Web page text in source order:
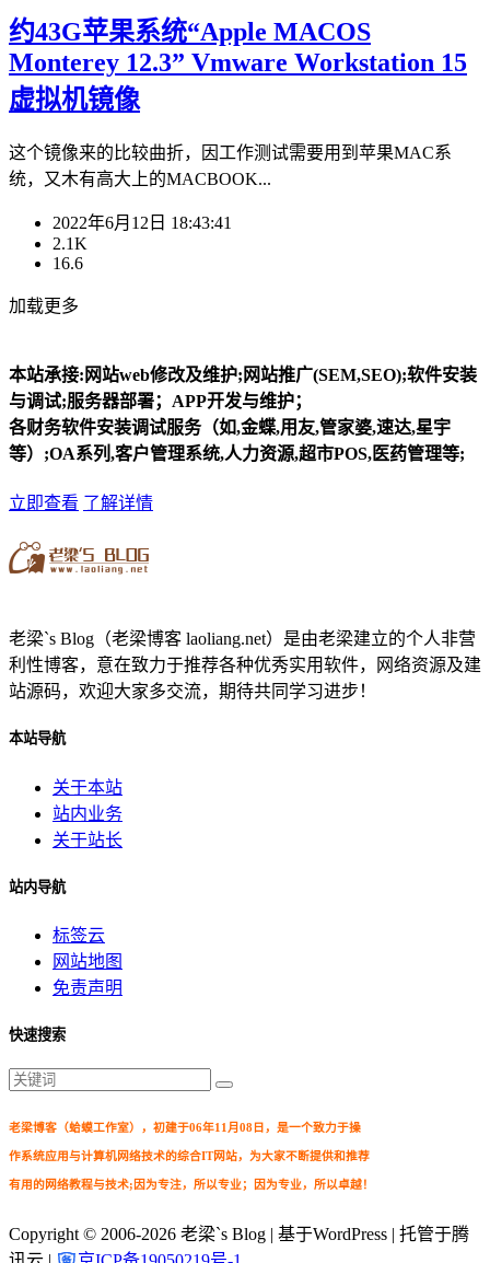
约43G苹果系统“Apple MACOS
Monterey 12.3” Vmware Workstation 15
虚拟机镜像
这个镜像来的比较曲折，因工作测试需要用到苹果MAC系
统，又木有高大上的MACBOOK...
2022年6月12日 18:43:41
2.1K
16.6
加载更多
本站承接:网站web修改及维护;网站推广(SEM,SEO);软件安装
与调试;服务器部署；APP开发与维护；
各财务软件安装调试服务（如,金蝶,用友,管家婆,速达,星宇
等）;OA系列,客户管理系统,人力资源,超市POS,医药管理等;
立即查看 了解详情
老梁`s Blog（老梁博客 laoliang.net）是由老梁建立的个人非营
利性博客，意在致力于推荐各种优秀实用软件，网络资源及建
站源码，欢迎大家多交流，期待共同学习进步！
本站导航
关于本站
站内业务
关于站长
站内导航
标签云
网站地图
免责声明
快速搜索
老梁博客（蛤蟆工作室），初建于06年11月08日，是一个致力于操
作系统应用与计算机网络技术的综合IT网站，为大家不断提供和推荐
有用的网络教程与技术;因为专注，所以专业；因为专业，所以卓越！
Copyright © 2006-2026 老梁`s Blog | 基于WordPress | 托管于腾